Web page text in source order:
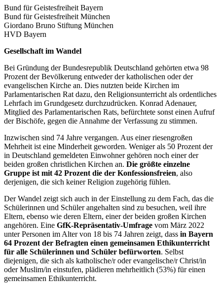
Bund für Geistesfreiheit Bayern
Bund für Geistesfreiheit München
Giordano Bruno Stiftung München
HVD Bayern
Gesellschaft im Wandel
Bei Gründung der Bundesrepublik Deutschland gehörten etwa 98
Prozent der Bevölkerung entweder der katholischen oder der
evangelischen Kirche an. Dies nutzten beide Kirchen im
Parlamentarischen Rat dazu, den Religionsunterricht als ordentliches
Lehrfach im Grundgesetz durchzudrücken. Konrad Adenauer,
Mitglied des Parlamentarischen Rats, befürchtete sonst einen Aufruf
der Bischöfe, gegen die Annahme der Verfassung zu stimmen.
Inzwischen sind 74 Jahre vergangen. Aus einer riesengroßen
Mehrheit ist eine Minderheit geworden. Weniger als 50 Prozent der
in Deutschland gemeldeten Einwohner gehören noch einer der
beiden großen christlichen Kirchen an. Die größte einzelne
Gruppe ist mit 42 Prozent die der Konfessionsfreien, also
derjenigen, die sich keiner Religion zugehörig fühlen.
Der Wandel zeigt sich auch in der Einstellung zu dem Fach, das die
Schülerinnen und Schüler angehalten sind zu besuchen, weil ihre
Eltern, ebenso wie deren Eltern, einer der beiden großen Kirchen
angehören. Eine GfK-Repräsentativ-Umfrage vom März 2022
unter Personen im Alter von 18 bis 74 Jahren zeigt, dass in Bayern
64 Prozent der Befragten einen gemeinsamen Ethikunterricht
für alle Schülerinnen und Schüler befürworten. Selbst
diejenigen, die sich als katholische/r oder evangelische/r Christ/in
oder Muslim/in einstufen, plädieren mehrheitlich (53%) für einen
gemeinsamen Ethikunterricht.